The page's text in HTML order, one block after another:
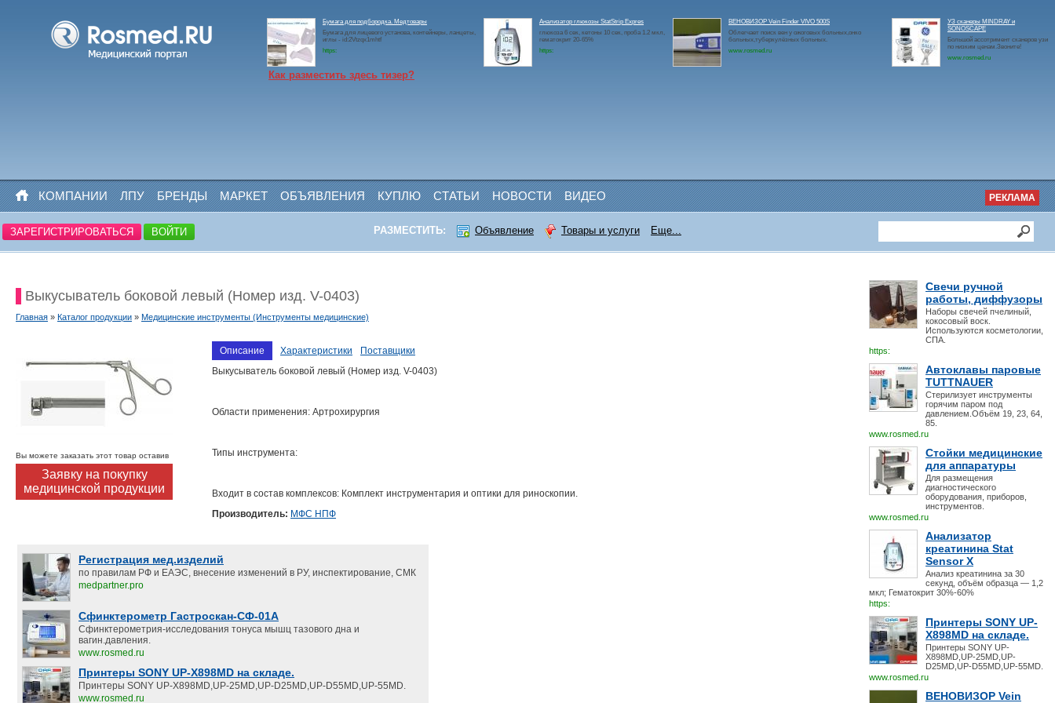
Бумага для подбородка. Медтовары
Бумага для лицевого установа, контейнеры, ланцеты,
иглы - id:2Vtzqx1mhtf
https:
Анализатор глюкозы StatStrip Expres
глюкоза 6 сек, кетоны 10 сек, проба 1.2 мкл,
гематокрит 20-65%
https:
ВЕНОВИЗОР Vein Finder VIVO 500S
Облегчает поиск вен у ожоговых больных,онко
больных,туберкулёзных больных.
www.rosmed.ru
УЗ сканеры MINDRAY и
SONOSCAPE
Большой ассотримент сканеров узи
по низким ценам.Звоните!
www.rosmed.ru
Как разместить здесь тизер?
КОМПАНИИ ЛПУ БРЕНДЫ МАРКЕТ ОБЪЯВЛЕНИЯ КУПЛЮ СТАТЬИ НОВОСТИ ВИДЕО РЕКЛАМА
ЗАРЕГИСТРИРОВАТЬСЯ ВОЙТИ РАЗМЕСТИТЬ: Объявление Товары и услуги Еще...
Свечи ручной
работы, диффузоры
Наборы свечей пчелиный,
кокосовый воск.
Используются косметологии,
СПА.
https:
Автоклавы паровые
TUTTNAUER
Стерилизует инструменты
горячим паром под
давлением.Объём 19, 23, 64,
85.
www.rosmed.ru
Стойки медицинские
для аппаратуры
Для размещения
диагностического
оборудования, приборов,
инструментов.
www.rosmed.ru
Анализатор
креатинина Stat
Sensor X
Анализ креатинина за 30
секунд, объём образца — 1,2
мкл; Гематокрит 30%-60%
https:
Принтеры SONY UP-
X898MD на складе.
Принтеры SONY UP-
X898MD,UP-25MD,UP-
D25MD,UP-D55MD,UP-55MD.
www.rosmed.ru
ВЕНОВИЗОР Vein
Выкусыватель боковой левый (Номер изд. V-0403)
Главная » Каталог продукции » Медицинские инструменты (Инструменты медицинские)
Вы можете заказать этот товар оставив
Заявку на покупку
медицинской продукции
Описание Характеристики
Поставщики
Выкусыватель боковой левый (Номер изд. V-0403)
Области применения: Артрохирургия
Типы инструмента:
Входит в состав комплексов: Комплект инструментария и оптики для риноскопии.
Производитель: МФС НПФ
Регистрация мед.изделий
по правилам РФ и ЕАЭС, внесение изменений в РУ, инспектирование, СМК
medpartner.pro
Сфинктерометр Гастроскан-СФ-01А
Сфинктерометрия-исследования тонуса мышц тазового дна и
вагин.давления.
www.rosmed.ru
Принтеры SONY UP-X898MD на складе.
Принтеры SONY UP-X898MD,UP-25MD,UP-D25MD,UP-D55MD,UP-55MD.
www.rosmed.ru